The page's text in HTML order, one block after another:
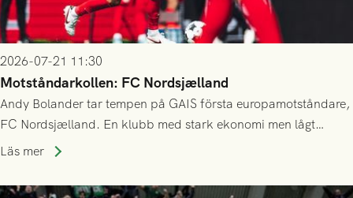
2026-07-21 11:30
Motståndarkollen: FC Nordsjælland
Andy Bolander tar tempen på GAIS första europamotståndare,
FC Nordsjælland. En klubb med stark ekonomi men lågt
publiksnitt, ett lag med både kollektiv styrka och individuell
Läs mer